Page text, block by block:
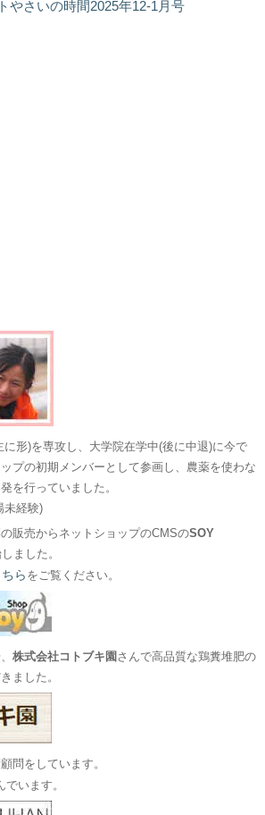
に形)を専攻し、大学院在学中(後に中退)に今で
プの初期メンバーとして参画し、農薬を使わな
を行っていました。
未経験)
販売からネットショップのCMSのSOY
ました。
ら をご覧ください。
株式会社コトブキ園 さんで高品質な鶏糞堆肥の
ました。
問をしています。
でいます。